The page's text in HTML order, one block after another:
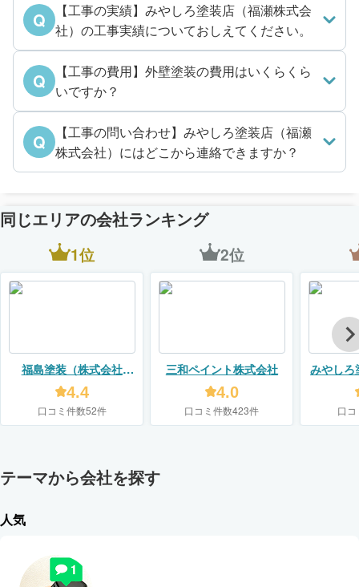
Q
【工事の実績】みやしろ塗装店（福瀬株式会
社）の工事実績についておしえてください。
Q
【工事の費用】外壁塗装の費用はいくらくら
いですか？
Q
【工事の問い合わせ】みやしろ塗装店（福瀬
株式会社）にはどこから連絡できますか？
同じエリアの会社ランキング
1位
福島塗装（株式会社
PEACE ACTION）
4.4
口コミ件数52件
2位
三和ペイント株式会社
4.0
口コミ件数423件
みやしろ
口
テーマから会社を探す
人気